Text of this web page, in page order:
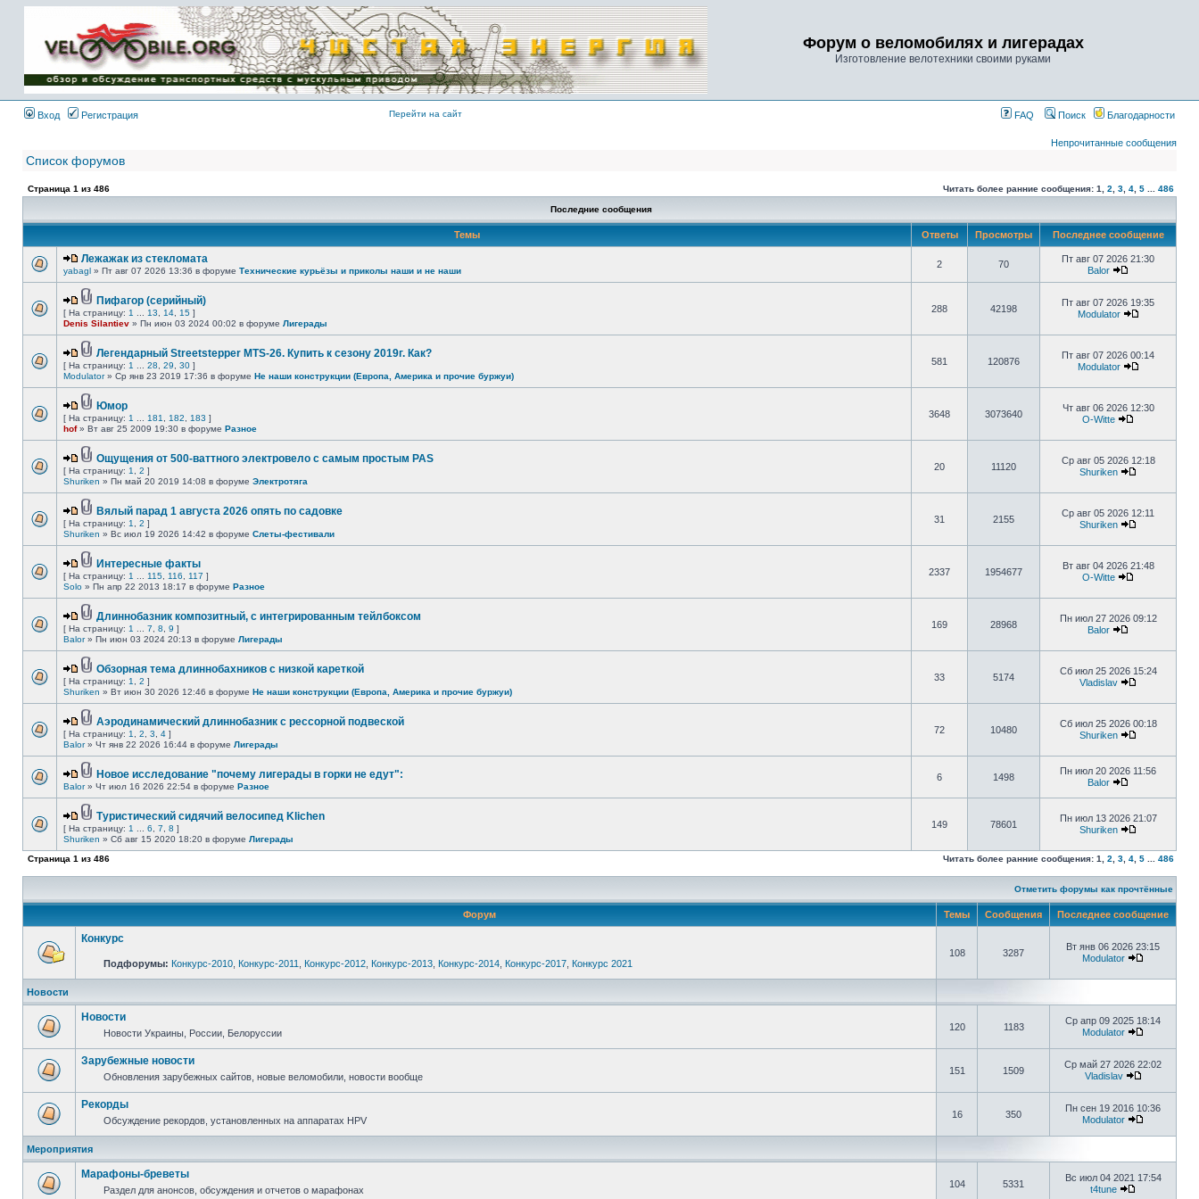
Имя пользователя:
Пароль:
{ LOG_ME_IN_SHORT
}
Форум о веломобилях и лигерадах
Изготовление велотехники своими руками
Вход Регистрация Перейти на сайт FAQ Поиск Благодарности
Непрочитанные сообщения
Список форумов
Страница 1 из 486 Читать более ранние сообщения: 1 2 3 4 5 486
Последние сообщения
Темы Ответы Просмотры Последнее сообщение
Лежажак из стекломата
yabagl » Пт авг 07 2026 13:36 в форуме Технические курьёзы и приколы наши и не наши
2 70
Пт авг 07 2026 21:30
Balor
Пифагор (серийный)
[ На страницу: 1 13 14 15 ]
Denis Silantiev » Пн июн 03 2024 00:02 в форуме Лигерады
288 42198
Пт авг 07 2026 19:35
Modulator
Легендарный Streetstepper MTS-26. Купить к сезону 2019г. Как?
[ На страницу: 1 28 29 30 ]
Modulator» Ср янв 23 2019 17:36 в форуме Не наши конструкции (Европа, Америка и прочие буржуи)
581 120876
Пт авг 07 2026 00:14
Modulator
Юмор
[ На страницу: 1 181 182 183 ]
hof» Вт авг 25 2009 19:30 в форуме Разное
3648 3073640
Чт авг 06 2026 12:30
O-Witte
Ощущения от 500-ваттного электровело с самым простым PAS
[ На страницу: 1 2 ]
Shuriken » Пн май 20 2019 14:08 в форуме Электротяга
20 11120
Ср авг 05 2026 12:18
Shuriken
Вялый парад 1 августа 2026 опять по садовке
[ На страницу: 1 2 ]
Shuriken » Вс июл 19 2026 14:42 в форуме Слеты-фестивали
31 2155
Ср авг 05 2026 12:11
Shuriken
Интересные факты
[ На страницу: 1 115 116 117 ]
Solo » Пн апр 22 2013 18:17 в форуме Разное
2337 1954677
Вт авг 04 2026 21:48
O-Witte
Длиннобазник композитный, с интегрированным тейлбоксом
[ На страницу: 1 7 8 9 ]
Balor» Пн июн 03 2024 20:13 в форуме Лигерады
169 28968
Пн июл 27 2026 09:12
Balor
Обзорная тема длиннобахников с низкой кареткой
[ На страницу: 1 2 ]
Shuriken » Вт июн 30 2026 12:46 в форуме Не наши конструкции (Европа, Америка и прочие буржуи)
33 5174
Сб июл 25 2026 15:24
Vladislav
Аэродинамический длиннобазник с рессорной подвеской
[ На страницу: 1 2 3 4 ]
Balor» Чт янв 22 2026 16:44 в форуме Лигерады
72 10480
Сб июл 25 2026 00:18
Shuriken
Новое исследование "почему лигерады в горки не едут":
Balor» Чт июл 16 2026 22:54 в форуме Разное
6 1498
Пн июл 20 2026 11:56
Balor
Туристический сидячий велосипед Klichen
[ На страницу: 1 6 7 8 ]
Shuriken » Сб авг 15 2020 18:20 в форуме Лигерады
149 78601
Пн июл 13 2026 21:07
Shuriken
Страница 1 из 486 Читать более ранние сообщения: 1 2 3 4 5 486
Отметить форумы как прочтённые
Форум Темы Сообщения Последнее сообщение
Конкурс
Подфорумы: Конкурс-2010 Конкурс-2011 Конкурс-2012 Конкурс-2013 Конкурс-2014 Конкурс-2017 Конкурс 2021
108 3287
Вт янв 06 2026 23:15
Modulator
Новости
Новости
Новости Украины, России, Белоруссии
120 1183
Ср апр 09 2025 18:14
Modulator
Зарубежные новости
Обновления зарубежных сайтов, новые веломобили, новости вообще
151 1509
Ср май 27 2026 22:02
Vladislav
Рекорды
Обсуждение рекордов, установленных на аппаратах HPV
16 350
Пн сен 19 2016 10:36
Modulator
Мероприятия
Марафоны-бреветы
Раздел для анонсов, обсуждения и отчетов о марафонах
104 5331
Вс июл 04 2021 17:54
t4tune